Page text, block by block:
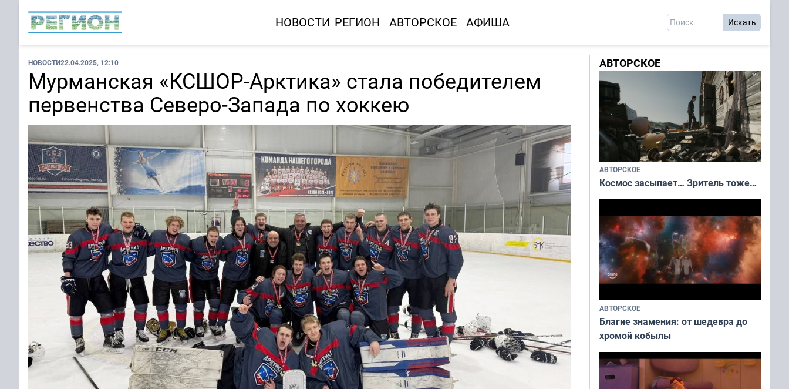
НОВОСТИ РЕГИОН АВТОРСКОЕ АФИША
НОВОСТИ22.04.2025, 12:10
Мурманская «КСШОР-Арктика» стала победителем
первенства Северо-Запада по хоккею
АВТОРСКОЕ
АВТОРСКОЕ
Космос засыпает… Зритель тоже…
АВТОРСКОЕ
Благие знамения: от шедевра до
хромой кобылы